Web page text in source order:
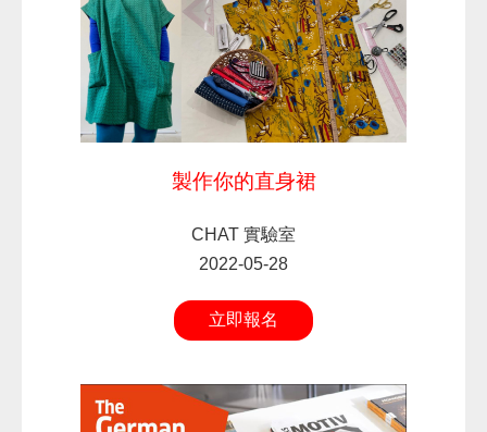
製作你的直身裙
CHAT 實驗室
2022-05-28
立即報名